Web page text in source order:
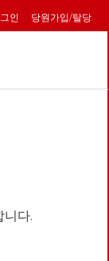
인 당원가입/탈당
니다.